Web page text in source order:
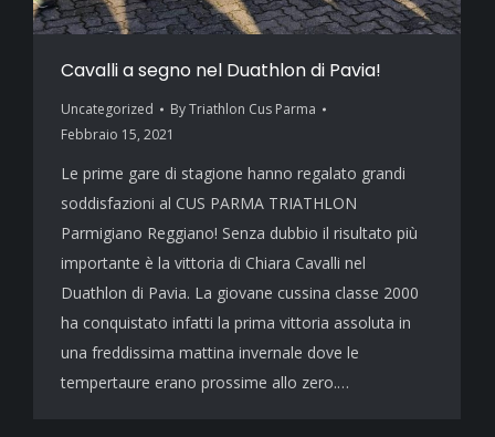
Cavalli a segno nel Duathlon di Pavia!
Uncategorized ByTriathlon Cus Parma
Febbraio 15, 2021
Le prime gare di stagione hanno regalato grandi
soddisfazioni al CUS PARMA TRIATHLON
Parmigiano Reggiano! Senza dubbio il risultato più
importante è la vittoria di Chiara Cavalli nel
Duathlon di Pavia. La giovane cussina classe 2000
ha conquistato infatti la prima vittoria assoluta in
una freddissima mattina invernale dove le
tempertaure erano prossime allo zero.…